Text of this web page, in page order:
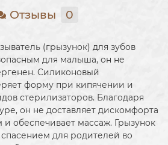
Отзывы 0
(грызунок) для зубов
для малыша, он не
Силиконовый
форму при кипячении и
стерилизаторов. Благодаря
он не доставляет дискомфорта
обеспечивает массаж. Грызунок
для родителей во